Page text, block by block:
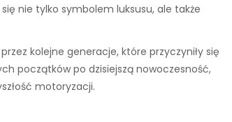
nie tylko symbolem luksusu, ale także
kolejne generacje, które przyczyniły się
początków po dzisiejszą nowoczesność,
motoryzacji.